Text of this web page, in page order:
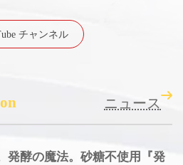
チャンネル
ニュース
発酵の魔法。砂糖不使用『発